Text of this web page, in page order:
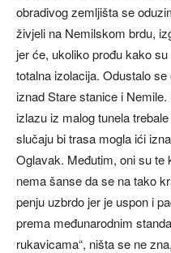
obradivog zemljišta se
živjeli na Nemilskom brdu,
jer će, ukoliko prođu kako
totalna izolacija. Odustalo
iznad Stare stanice i
izlazu iz malog tunela
slučaju bi trasa mogla ići
Oglavak. Međutim, oni su te
nema šanse da se na tako
penju uzbrdo jer je uspon i
prema međunarodnim
rukavicama“, ništa se ne